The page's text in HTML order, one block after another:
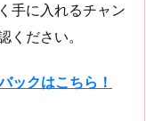
手に入れるチャン
ください。
ックはこちら！